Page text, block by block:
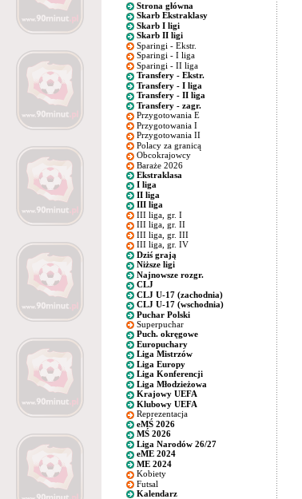
Strona główna
Skarb Ekstraklasy
Skarb I ligi
Skarb II ligi
Sparingi - Ekstr.
Sparingi - I liga
Sparingi - II liga
Transfery - Ekstr.
Transfery - I liga
Transfery - II liga
Transfery - zagr.
Przygotowania E
Przygotowania I
Przygotowania II
Polacy za granicą
Obcokrajowcy
Baraże 2026
Ekstraklasa
I liga
II liga
III liga
III liga, gr. I
III liga, gr. II
III liga, gr. III
III liga, gr. IV
Dziś grają
Niższe ligi
Najnowsze rozgr.
CLJ
CLJ U-17 (zachodnia)
CLJ U-17 (wschodnia)
Puchar Polski
Superpuchar
Puch. okręgowe
Europuchary
Liga Mistrzów
Liga Europy
Liga Konferencji
Liga Młodzieżowa
Krajowy UEFA
Klubowy UEFA
Reprezentacja
eMŚ 2026
MŚ 2026
Liga Narodów 26/27
eME 2024
ME 2024
Kobiety
Futsal
Kalendarz